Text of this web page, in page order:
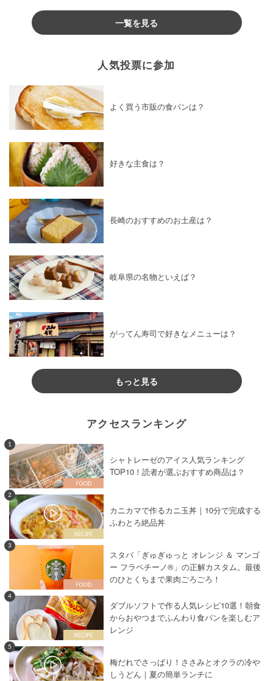
一覧を見る
人気投票に参加
よく買う市販の食パンは？
好きな主食は？
長崎のおすすめのお土産は？
岐阜県の名物といえば？
がってん寿司で好きなメニューは？
もっと見る
アクセスランキング
1
シャトレーゼのアイス人気ランキング
TOP10！読者が選ぶおすすめ商品は？
2
カニカマで作るカニ玉丼｜10分で完成する
ふわとろ絶品丼
3
スタバ「ぎゅぎゅっと オレンジ ＆ マンゴ
ー フラペチーノ®」の正解カスタム。最後
のひとくちまで果肉ごろごろ！
4
ダブルソフトで作る人気レシピ10選！朝食
からおやつまでふんわり食パンを楽しむア
レンジ
5
梅だれでさっぱり！ささみとオクラの冷や
しうどん｜夏の簡単ランチに